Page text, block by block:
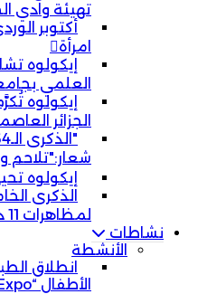
تهيئة وادي
أكتوبر
امرأة
إيكولوه
العلمي
إيكولوه
الجزائر
شعار:"تلاحم
إيكولوه
لمظاهرات 11 ديسمبر 1960
نشاطات
الأنشطة
انطلاق